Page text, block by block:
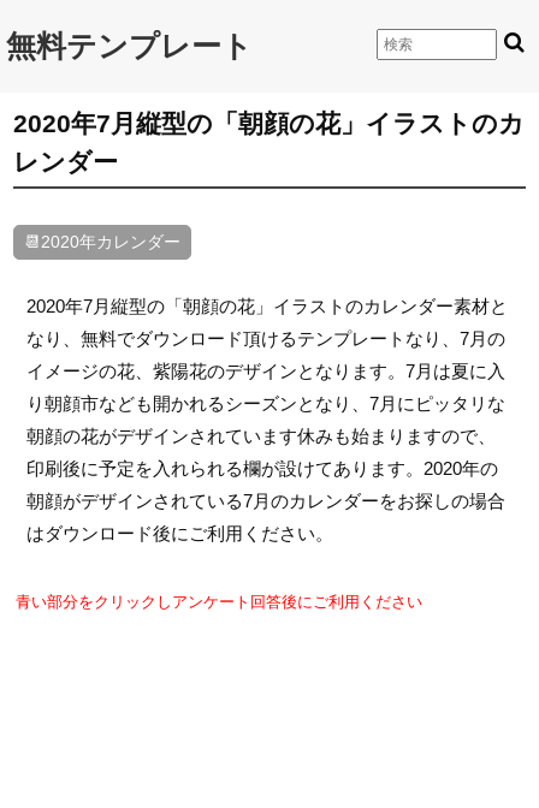
無料テンプレート
2020年7月縦型の「朝顔の花」イラストのカ
レンダー
📆2020年カレンダー
2020年7月縦型の「朝顔の花」イラストのカレンダー素材と
なり、無料でダウンロード頂けるテンプレートなり、7月の
イメージの花、紫陽花のデザインとなります。7月は夏に入
り朝顔市なども開かれるシーズンとなり、7月にピッタリな
朝顔の花がデザインされています休みも始まりますので、
印刷後に予定を入れられる欄が設けてあります。2020年の
朝顔がデザインされている7月のカレンダーをお探しの場合
はダウンロード後にご利用ください。
青い部分をクリックしアンケート回答後にご利用ください